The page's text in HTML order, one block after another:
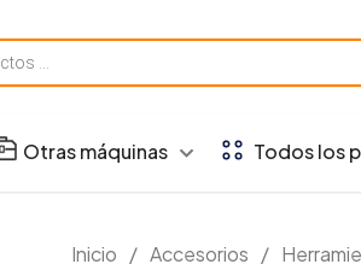
Otras máquinas Todos los
Inicio / Accesorios /